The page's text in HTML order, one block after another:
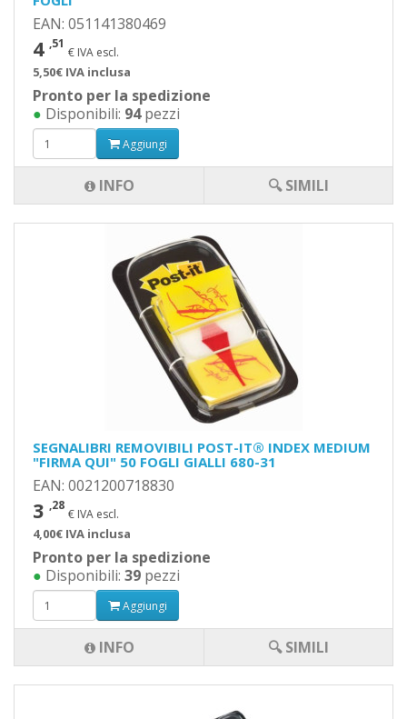
EAN: 051141380469
4 ,51
€ IVA escl.
5,50€ IVA inclusa
Pronto per la spedizione
● Disponibili: 94pezzi
Aggiungi
INFO 🔍 SIMILI
SEGNALIBRI REMOVIBILI POST-IT® INDEX MEDIUM
"FIRMA QUI" 50 FOGLI GIALLI 680-31
EAN: 0021200718830
3 ,28
€ IVA escl.
4,00€ IVA inclusa
Pronto per la spedizione
● Disponibili: 39 pezzi
Aggiungi
INFO 🔍 SIMILI